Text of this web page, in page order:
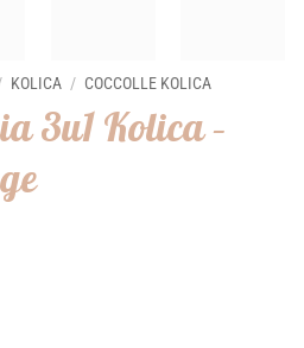
KOLICA / COCCOLLE KOLICA
3u1 Kolica –